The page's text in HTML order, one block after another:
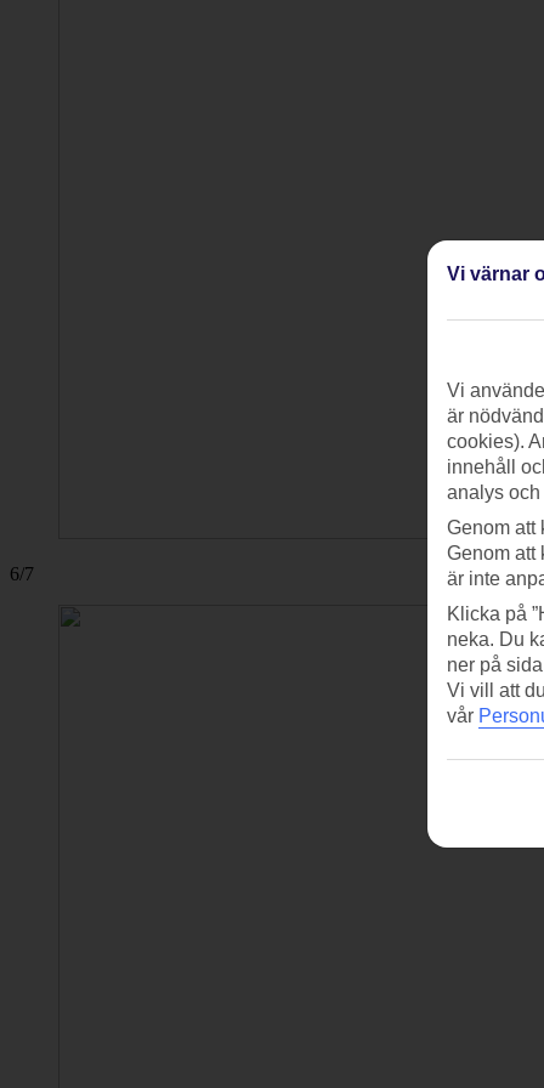
6/7
Vi värnar
Vi
är
cookies).
innehåll
analys
Genom att
Genom att
är inte
Klicka på
neka. Du
ner på
Vi vill att
vår